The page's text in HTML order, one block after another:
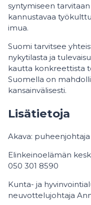
syntymiseen
kannustavaa
imua.
Suomi tarvitsee
nykytilasta ja
kautta konkreettista
Suomella on
kansainvälisesti.
Lisätietoja
Akava:
Elinkeinoelämän
050 301 8590
Kunta- ja
neuvottelujohtaja